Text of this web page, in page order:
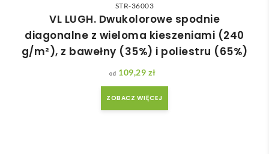
STR-36003
VL LUGH. Dwukolorowe spodnie
diagonalne z wieloma kieszeniami (240
g/m²), z bawełny (35%) i poliestru (65%)
109,29 zł
ZOBACZ WIĘCEJ